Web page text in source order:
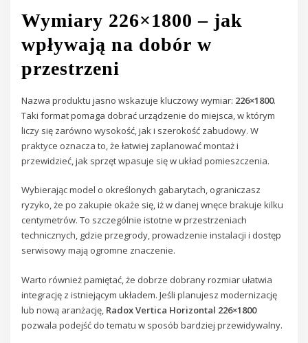
Wymiary 226×1800 – jak
wpływają na dobór w
przestrzeni
Nazwa produktu jasno wskazuje kluczowy wymiar: 226×1800.
Taki format pomaga dobrać urządzenie do miejsca, w którym
liczy się zarówno wysokość, jak i szerokość zabudowy. W
praktyce oznacza to, że łatwiej zaplanować montaż i
przewidzieć, jak sprzęt wpasuje się w układ pomieszczenia.
Wybierając model o określonych gabarytach, ograniczasz
ryzyko, że po zakupie okaże się, iż w danej wnęce brakuje kilku
centymetrów. To szczególnie istotne w przestrzeniach
technicznych, gdzie przegrody, prowadzenie instalacji i dostęp
serwisowy mają ogromne znaczenie.
Warto również pamiętać, że dobrze dobrany rozmiar ułatwia
integrację z istniejącym układem. Jeśli planujesz modernizację
lub nową aranżację, Radox Vertica Horizontal 226×1800
pozwala podejść do tematu w sposób bardziej przewidywalny.